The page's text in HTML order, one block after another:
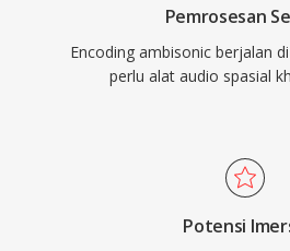
Pemrosesan
Encoding ambisonic berjalan
perlu alat audio spasial
Potensi